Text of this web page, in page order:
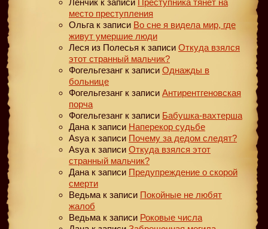
место преступления
Ольга к записи Во сне я видела мир, где
живут умершие люди
Леся из Полесья к записи Откуда взялся
этот странный мальчик?
Фогельгезанг к записи Однажды в
больнице
Фогельгезанг к записи Антирентгеновская
порча
Фогельгезанг к записи Бабушка-вахтерша
Дана к записи Наперекор судьбе
Asya к записи Почему за дедом следят?
Asya к записи Откуда взялся этот
странный мальчик?
Дана к записи Предупреждение о скорой
смерти
Ведьма к записи Покойные не любят
жалоб
Ведьма к записи Роковые числа